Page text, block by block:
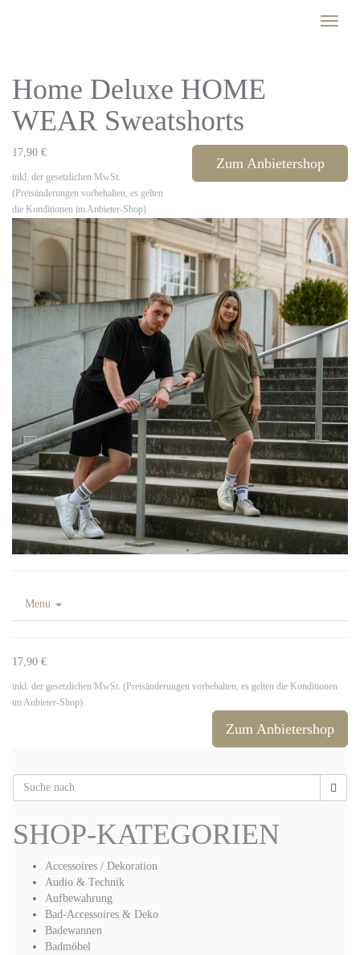
Toggle
Home Deluxe HOME
WEAR Sweatshorts
17,90 €
inkl. der gesetzlichen MwSt.
(Preisänderungen vorbehalten, es gelten
die Konditionen im Anbieter-Shop)
Zum Anbietershop
Menu
17,90 €
inkl. der gesetzlichen MwSt. (Preisänderungen vorbehalten, es gelten die Konditionen
im Anbieter-Shop)
Zum Anbietershop
SHOP-KATEGORIEN
Accessoires / Dekoration
Audio & Technik
Aufbewahrung
Bad-Accessoires & Deko
Badewannen
Badmöbel